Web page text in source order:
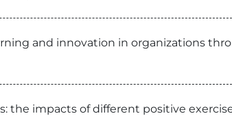
and innovation in organizations
the impacts of different positive